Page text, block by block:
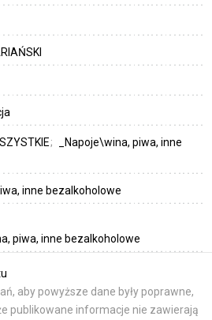
_Napoje\wina, piwa, inne
inne bezalkoholowe
piwa, inne bezalkoholowe
aby powyższe dane były poprawne,
publikowane informacje nie zawierają